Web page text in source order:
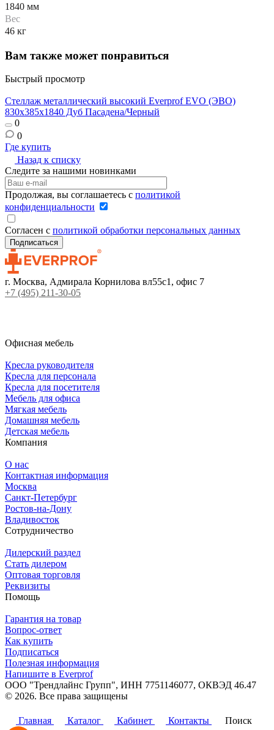
1840 мм
Вес
46 кг
Вам также может понравиться
Быстрый просмотр
Стеллаж металлический высокий Everprof EVO (ЭВО)
830х385x1840 Дуб Пасадена/Черный
0
0
Где купить
Назад к списку
Следите за нашими новинками
Продолжая, вы соглашаетесь с политикой
конфиденциальности
Согласен с политикой обработки персональных данных
г. Москва, Адмирала Корнилова вл55с1, офис 7
+7 (495) 211-30-05
Офисная мебель
Кресла руководителя
Кресла для персонала
Кресла для посетителя
Мебель для офиса
Мягкая мебель
Домашняя мебель
Детская мебель
Компания
О нас
Контактная информация
Москва
Санкт-Петербург
Ростов-на-Дону
Владивосток
Сотрудничество
Дилерский раздел
Стать дилером
Оптовая торговля
Реквизиты
Помощь
Гарантия на товар
Вопрос-ответ
Как купить
Подписаться
Полезная информация
Напишите в Everprof
ООО "Трендлайнс Групп", ИНН 7751146077, ОКВЭД 46.47
© 2026. Все права защищены
Главная
Каталог Кабинет Контакты Поиск